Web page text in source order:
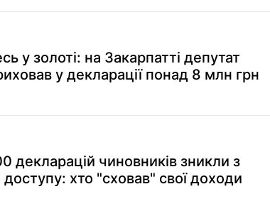
у золоті: на Закарпатті депутат
у декларації понад 8 млн грн
декларацій чиновників зникли з
доступу: хто "сховав" свої доходи